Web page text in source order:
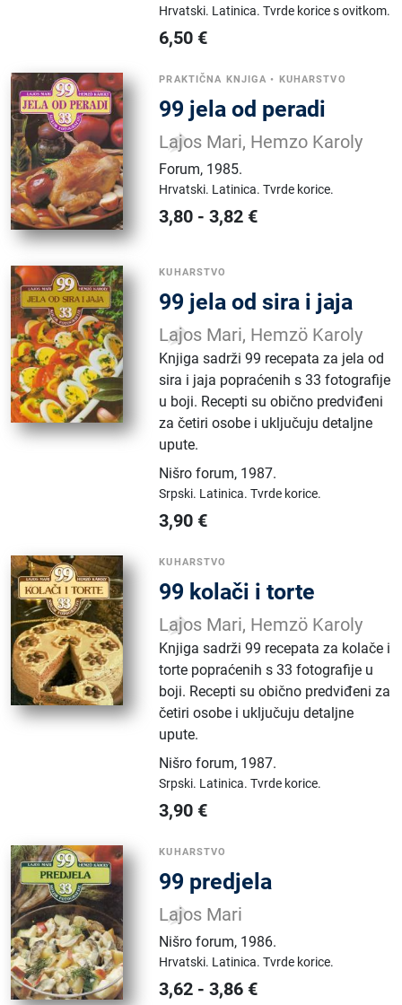
Hrvatski. Latinica.Tvrde korice s ovitkom.
6,50 €
PRAKTIČNA KNJIGA • KUHARSTVO
99 jela od peradi
Lajos Mari, Hemzo Karoly
Forum, 1985.
Hrvatski. Latinica.Tvrde korice.
3,80 -3,82 €
KUHARSTVO
99 jela od sira i jaja
Lajos Mari, Hemzö Karoly
Knjiga sadrži 99 recepata za jela od
sira i jaja popraćenih s 33 fotografije
u boji. Recepti su obično predviđeni
za četiri osobe i uključuju detaljne
upute.
Nišro forum, 1987.
Srpski. Latinica.Tvrde korice.
3,90 €
KUHARSTVO
99 kolači i torte
Lajos Mari, Hemzö Karoly
Knjiga sadrži 99 recepata za kolače i
torte popraćenih s 33 fotografije u
boji. Recepti su obično predviđeni za
četiri osobe i uključuju detaljne
upute.
Nišro forum, 1987.
Srpski. Latinica.Tvrde korice.
3,90 €
KUHARSTVO
99 predjela
Lajos Mari
Nišro forum, 1986.
Hrvatski. Latinica.Tvrde korice.
3,62 -3,86 €